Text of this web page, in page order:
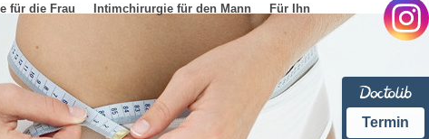
Termin
für die Frau Intimchirurgie für den Mann Für Ihn